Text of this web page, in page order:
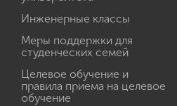
Инженерные классы
Меры поддержки для
студенческих семей
Целевое обучение и
правила приема на целевое
обучение